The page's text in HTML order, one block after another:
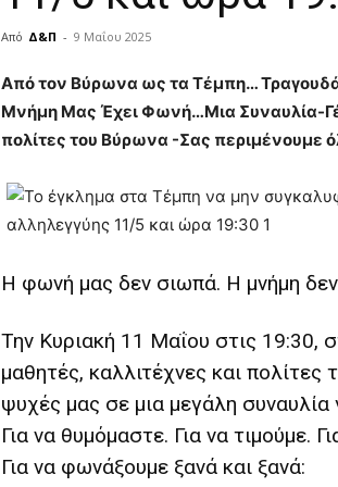
Από Δ&Π - 9 Μαΐου 2025
blonde
very
hot
show. desi
brandi
teaches
meaning
of
pornhun
hd
porn
Από τον Βύρωνα ως τα Τέμπη…
Μνήμη Μας Έχει Φωνή…Μια Συναυλία-
πολίτες του Βύρωνα -Σας περιμένουμε
Η φωνή μας δεν σιωπά. Η μνήμη
Την Κυριακή 11 Μαΐου στις 19:30,
μαθητές, καλλιτέχνες και
ψυχές μας σε μια μεγάλη συναυλία
Για να θυμόμαστε. Για να τιμούμε.
Για να φωνάξουμε ξανά και ξανά: